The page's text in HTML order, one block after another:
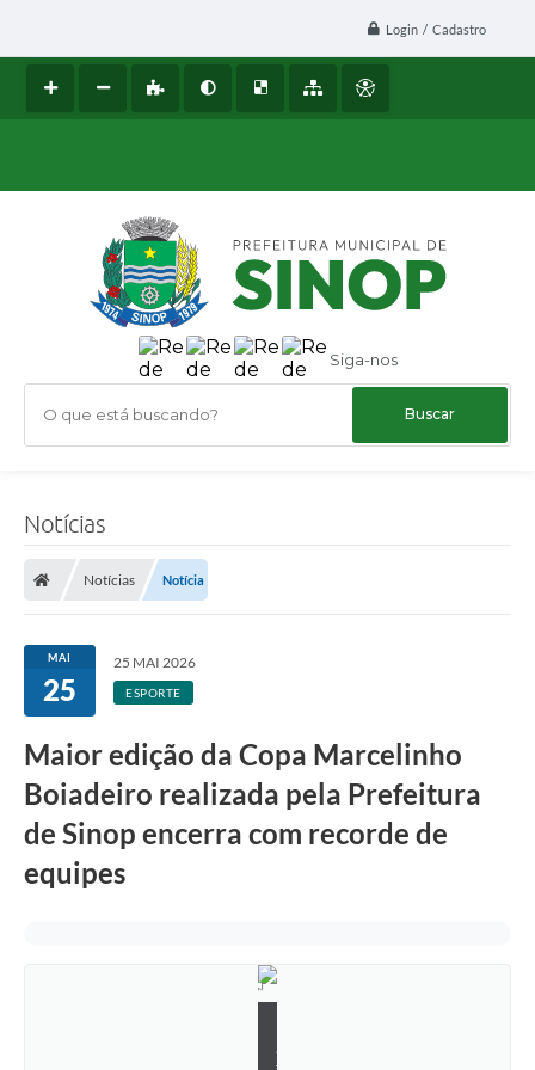
Login / Cadastro
Siga-nos
O que está buscando?
Notícias
Notícias Notícia
MAI
25
25 MAI 2026
ESPORTE
Maior edição da Copa Marcelinho
Boiadeiro realizada pela Prefeitura
de Sinop encerra com recorde de
equipes
a